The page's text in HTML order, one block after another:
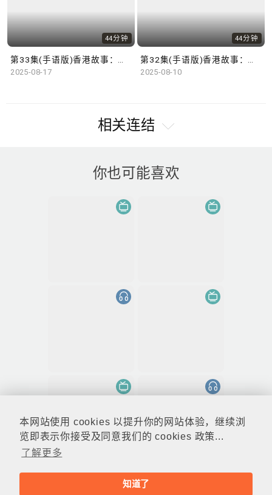
本网站使用 cookies 以提升你的网站体验，继续浏
览即表示你接受及同意我们的 cookies 政策...
了解更多
知道了
44分钟
2025-08-17
44分钟
2025-08-10
相关连结
你也可能喜欢